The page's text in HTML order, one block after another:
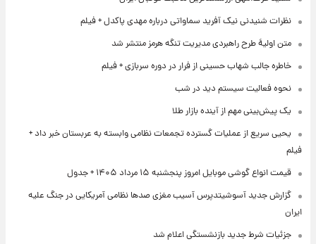
نظرات شنیدنی نیک آفرید سماواتی درباره مهدی پاکدل + فیلم
متن اولیۀ طرح راهبردی مدیریت تنگه هرمز منتشر شد
خاطره جالب شهاب حسینی از فرار در دوره سربازی + فیلم
نحوه فعالیت سیستم دید در شب
یک پیش‌بینی مهم از آینده بازار طلا
یحیی سریع از عملیات گسترده تجمعات نظامی وابسته به عربستان خبر داد +
فیلم
قیمت انواع گوشی موبایل امروز پنجشنبه ۱۵ مرداد ۱۴۰۵ + جدول
گزارش جدید آسوشیتدپرس آسیب مغزی صدها نظامی آمریکایی در جنگ علیه
ایران
جزئیات شرط جدید بازنشستگی اعلام شد